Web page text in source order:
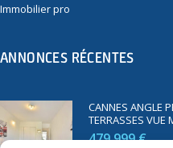
Immobilier pro
ANNONCES RÉCENTES
CANNES ANGLE
TERRASSES VUE
479 999 €